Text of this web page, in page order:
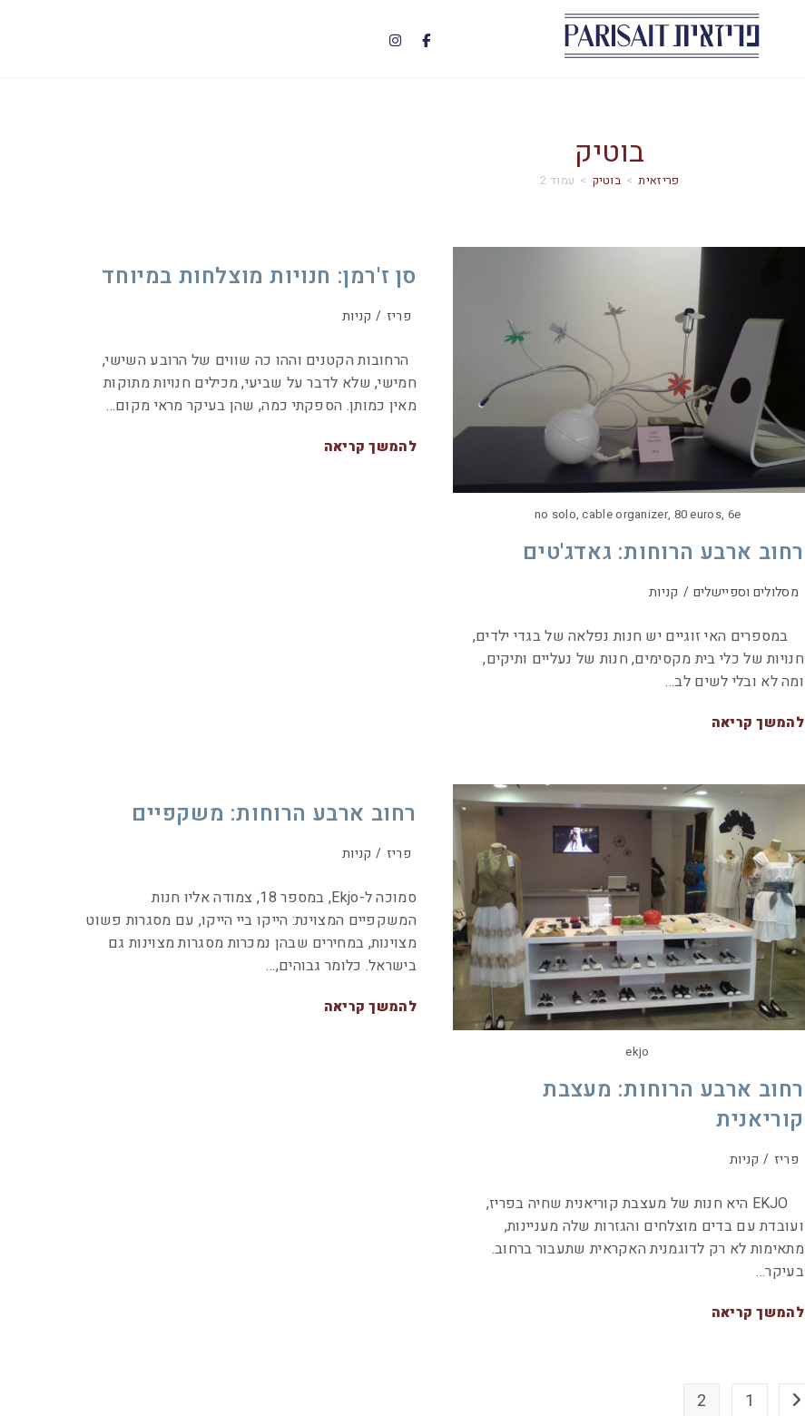
בוטיק
> בוטיק > עמוד 2
סן ז'רמן: חנויות מוצלחות במיוחד
פריז / קניות
הרחובות הקטנים וההו כה שווים של הרובע השישי,
חמישי, שלא לדבר על שביעי, מכילים חנויות מתוקות
מאין כמותן. הספקתי כמה, שהן בעיקר מראי מקום…
להמשך קריאה
no solo, cable organizer, 80 euros, 6e
רחוב ארבע הרוחות: גאדג'טים
מסלולים וספיישלים / קניות
במספרים האי זוגיים יש חנות נפלאה של בגדי ילדים,
חנויות של כלי בית מקסימים, חנות של נעליים ותיקים,
ומה לא ובלי לשים לב…
להמשך קריאה
רחוב ארבע הרוחות: משקפיים
פריז / קניות
סמוכה ל-Ekjo, במספר 18, צמודה אליו חנות
המשקפיים המצוינת: הייקו ביי הייקו, עם מסגרות פשוט
מצוינות, במחירים שבהן נמכרות מסגרות מצוינות גם
בישראל. כלומר גבוהים,…
להמשך קריאה
ekjo
רחוב ארבע הרוחות: מעצבת
קוריאנית
פריז / קניות
EKJO היא חנות של מעצבת קוריאנית שחיה בפריז,
ועובדת עם בדים מוצלחים והגזרות שלה מעניינות,
מתאימות לא רק לדוגמנית האקראית שתעבור ברחוב.
בעיקר…
להמשך קריאה
1
2